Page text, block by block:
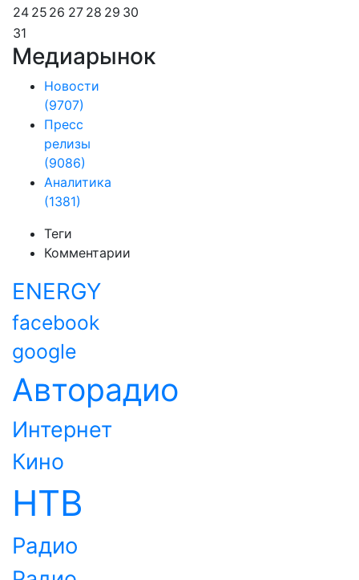
24 25 26 27 28 29 30
31
Медиарынок
Новости
(9707)
Пресс
релизы
(9086)
Аналитика
(1381)
Теги
Комментарии
ENERGY
facebook
google
Авторадио
Интернет
Кино
НТВ
Радио